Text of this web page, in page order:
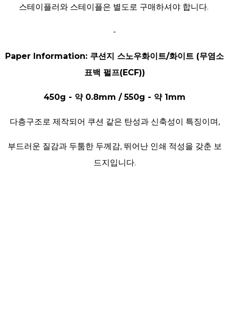
스테이플러와 스테이플은 별도로 구매하셔야 합니다.
-
Paper Information: 쿠션지 스노우화이트/화이트 (무염소
표백 펄프(ECF))
450g - 약 0.8mm / 550g - 약 1mm
다층구조로 제작되어 쿠션 같은 탄성과 신축성이 특징이며,
부드러운 질감과 두툼한 두께감, 뛰어난 인쇄 적성을 갖춘 보
드지입니다.